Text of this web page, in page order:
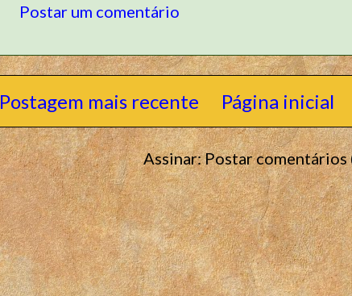
Postar um comentário
Postagem mais recente Página inicial
Assinar:Postar comentários